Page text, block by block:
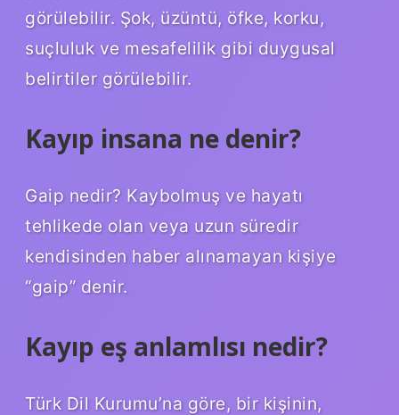
görülebilir. Şok, üzüntü, öfke, korku,
suçluluk ve mesafelilik gibi duygusal
belirtiler görülebilir.
Kayıp insana ne denir?
Gaip nedir? Kaybolmuş ve hayatı
tehlikede olan veya uzun süredir
kendisinden haber alınamayan kişiye
“gaip” denir.
Kayıp eş anlamlısı nedir?
Türk Dil Kurumu’na göre, bir kişinin,